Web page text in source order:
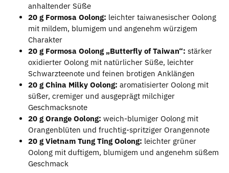
anhaltender Süße
20 g Formosa Oolong: leichter taiwanesischer Oolong
mit mildem, blumigem und angenehm würzigem
Charakter
20 g Formosa Oolong „Butterfly of Taiwan“: stärker
oxidierter Oolong mit natürlicher Süße, leichter
Schwarzteenote und feinen brotigen Anklängen
20 g China Milky Oolong: aromatisierter Oolong mit
süßer, cremiger und ausgeprägt milchiger
Geschmacksnote
20 g Orange Oolong: weich-blumiger Oolong mit
Orangenblüten und fruchtig-spritziger Orangennote
20 g Vietnam Tung Ting Oolong: leichter grüner
Oolong mit duftigem, blumigem und angenehm süßem
Geschmack